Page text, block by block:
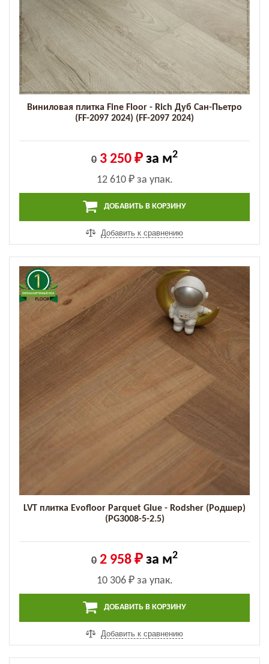
Виниловая плитка Fine Floor - Rich Дуб Сан-Пьетро
(FF-2097 2024) (FF-2097 2024)
0 3 250 ₽ за м2
12 610 ₽за упак.
ДОБАВИТЬ В КОРЗИНУ
Добавить к сравнению
LVT плитка Evofloor Parquet Glue - Rodsher (Родшер)
(PG3008-5-2.5)
0 2 958 ₽ за м2
10 306 ₽за упак.
ДОБАВИТЬ В КОРЗИНУ
Добавить к сравнению